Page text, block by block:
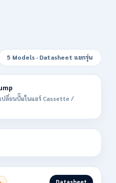
5 Models · Datasheet แยกรุ่น
ปลี่ยนปั๊มในแอร์ Cassette /